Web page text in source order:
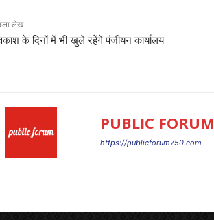
लेख
के दिनों में भी खुले रहेंगे पंजीयन कार्यालय
PUBLIC FORUM
https://publicforum750.com